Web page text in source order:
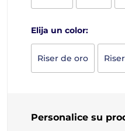
Elija un color:
Riser de oro
Personalice su